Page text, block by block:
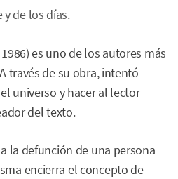
de los días.
es uno de los autores más
través de su obra, intentó
universo y hacer al lector
del texto.
la defunción de una persona
encierra el concepto de